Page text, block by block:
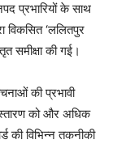
प्रभारियों के साथ
विकसित ‘ललितपुर
समीक्षा की गई।
की प्रभावी
को और अधिक
की विभिन्न तकनीकी